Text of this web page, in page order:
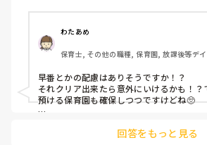
色々考えると難しいのかなと。
現場じゃない仕事もやってみたい気持ち
ます。
わたあめ
保育士, その他の職種, 保育園, 放課後等デ
早番とかの配慮はありそうですか！？
それクリア出来たら意外にいけるかも！？
預ける保育園も確保しつつですけどね🥺
回答をもっと見る